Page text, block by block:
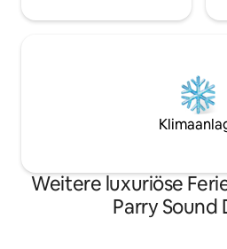
Weitere luxuriöse
Parry Sound